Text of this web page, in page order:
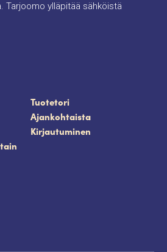
Tarjoomo ylläpitää sähköistä
Tuotetori
Ajankohtaista
Kirjautuminen